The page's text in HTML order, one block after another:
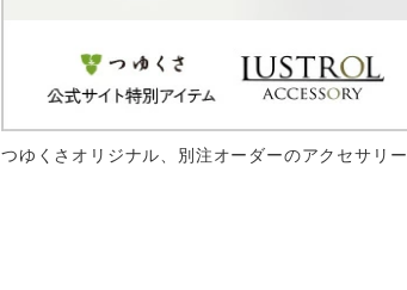
つゆくさオリジナル、別注オーダーのアクセサリー